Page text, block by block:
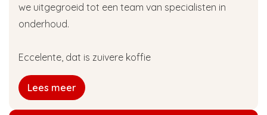
we uitgegroeid tot een team van specialisten in
onderhoud.
Eccelente, dat is zuivere koffie
Lees meer